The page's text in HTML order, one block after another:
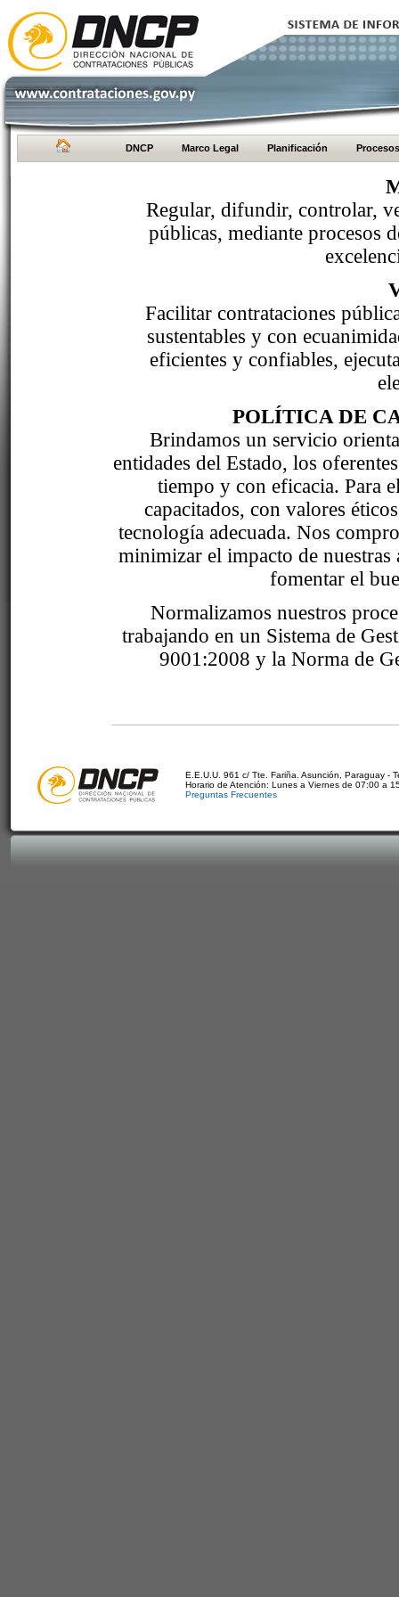
DNCP Marco Legal Planificación Procesos
Regular, difundir, controlar,
públicas, mediante procesos
Facilitar contrataciones
sustentables y con
eficientes y confiables,
POLÍTICA DE
Brindamos un servicio
entidades del Estado, los
tiempo y con eficacia. Para
capacitados, con valores
tecnología adecuada. Nos
minimizar el impacto de
fomentar el
Normalizamos nuestros
trabajando en un Sistema de
9001:2008 y la Norma de
E.E.U.U. 961 c/ Tte. Fariña. Asunción, Paraguay -
Horario de Atención: Lunes a Viernes de 07:00 a
Preguntas Frecuentes